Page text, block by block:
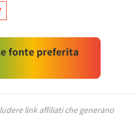
fonte preferita
link affiliati che generano